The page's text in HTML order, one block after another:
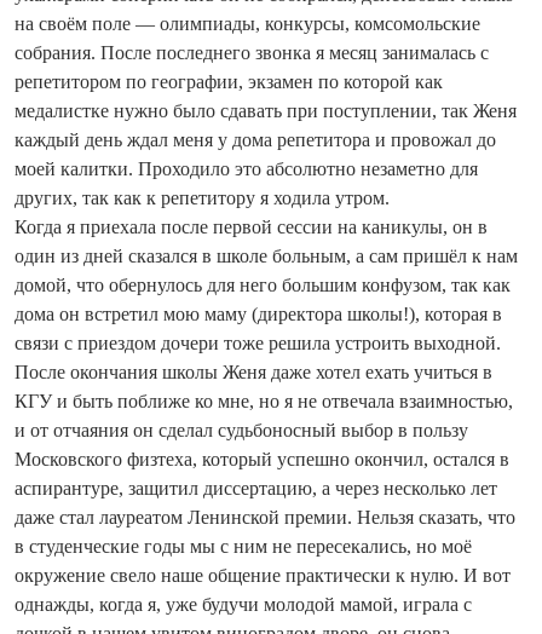
на своём поле — олимпиады, конкурсы, комсомольские
собрания. После последнего звонка я месяц занималась с
репетитором по географии, экзамен по которой как
медалистке нужно было сдавать при поступлении, так Женя
каждый день ждал меня у дома репетитора и провожал до
моей калитки. Проходило это абсолютно незаметно для
других, так как к репетитору я ходила утром.
Когда я приехала после первой сессии на каникулы, он в
один из дней сказался в школе больным, а сам пришёл к нам
домой, что обернулось для него большим конфузом, так как
дома он встретил мою маму (директора школы!), которая в
связи с приездом дочери тоже решила устроить выходной.
После окончания школы Женя даже хотел ехать учиться в
КГУ и быть поближе ко мне, но я не отвечала взаимностью,
и от отчаяния он сделал судьбоносный выбор в пользу
Московского физтеха, который успешно окончил, остался в
аспирантуре, защитил диссертацию, а через несколько лет
даже стал лауреатом Ленинской премии. Нельзя сказать, что
в студенческие годы мы с ним не пересекались, но моё
окружение свело наше общение практически к нулю. И вот
однажды, когда я, уже будучи молодой мамой, играла с